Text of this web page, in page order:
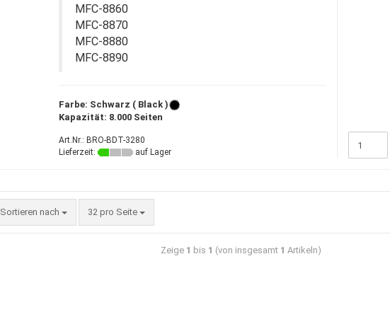
MFC-8860
MFC-8870
MFC-8880
MFC-8890
Farbe: Schwarz ( Black )
Kapazität: 8.000 Seiten
Art.Nr.: BRO-BDT-3280
Lieferzeit:
auf Lager
Sortieren nach 32 pro Seite
Zeige 1 bis 1 (von insgesamt 1 Artikeln)